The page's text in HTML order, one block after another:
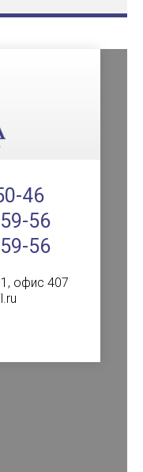
46
56
56
офис 407